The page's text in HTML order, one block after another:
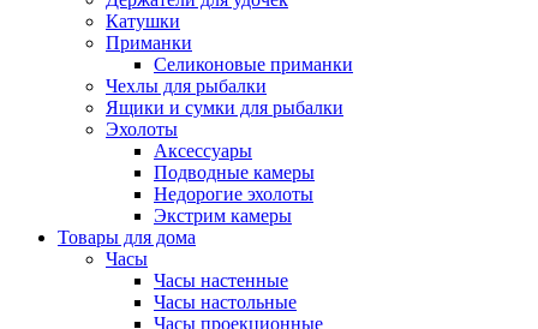
Катушки
Приманки
Селиконовые приманки
Чехлы для рыбалки
Ящики и сумки для рыбалки
Эхолоты
Аксессуары
Подводные камеры
Недорогие эхолоты
Экстрим камеры
Товары для дома
Часы
Часы настенные
Часы настольные
Часы проекционные